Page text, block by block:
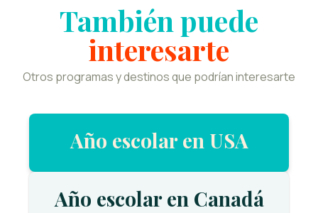
También puede
interesarte
Otros programas y destinos que podrían interesarte
Año escolar en USA
Año escolar en Canadá